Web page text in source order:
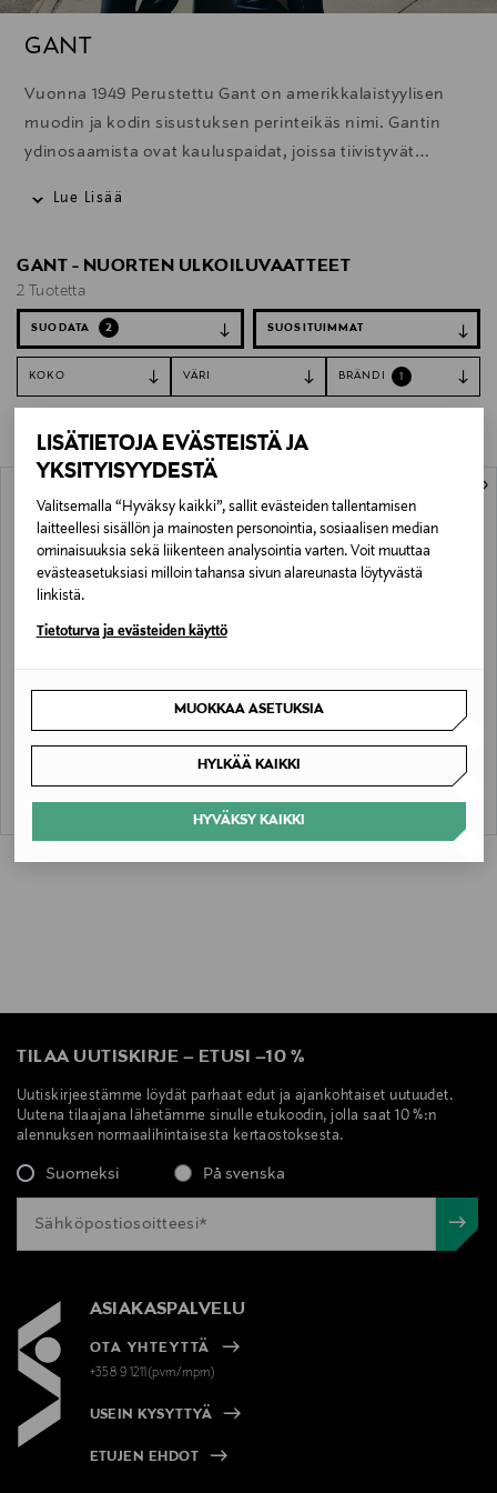
LISÄTIETOJA EVÄSTEISTÄ JA
YKSITYISYYDESTÄ
Valitsemalla “Hyväksy kaikki”, sallit evästeiden tallentamisen
laitteellesi sisällön ja mainosten personointia, sosiaalisen median
ominaisuuksia sekä liikenteen analysointia varten. Voit muuttaa
evästeasetuksiasi milloin tahansa sivun alareunasta löytyvästä
linkistä.
Tietoturva ja evästeiden käyttö
MUOKKAA ASETUKSIA
HYLKÄÄ KAIKKI
HYVÄKSY KAIKKI
GANT
Vuonna 1949 Perustettu Gant on amerikkalaistyylisen
muodin ja kodin sisustuksen perinteikäs nimi. Gantin
ydinosaamista ovat kauluspaidat, joissa tiivistyvät
Lue Lisää
GANT - NUORTEN ULKOILUVAATTEET
2 Tuotetta
SUODATA 2
KOKO VÄRI BRÄNDI 1
Ulkoiluvaatteet Tyhjennä suodattimet
2 Tuotetta
Discounted Price
113,40 € 189,90 €
Discounted Price
47,90 € 79,90 €
TILAA UUTISKIRJE – ETUSI –10 %
Uutiskirjeestämme löydät parhaat edut ja ajankohtaiset uutuudet.
Uutena tilaajana lähetämme sinulle etukoodin, jolla saat 10 %:n
alennuksen normaalihintaisesta kertaostoksesta.
Suomeksi På svenska
ASIAKASPALVELU
OTA YHTEYTTÄ
+358 9 1211(pvm/mpm)
USEIN KYSYTTYÄ
ETUJEN EHDOT